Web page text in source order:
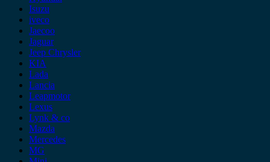
Isuzu
iveco
Jaecoo
Jaguar
Jeep Chrysler
KIA
Lada
Lancia
Leapmotor
Lexus
Lynk & co
Mazda
Mercedes
MG